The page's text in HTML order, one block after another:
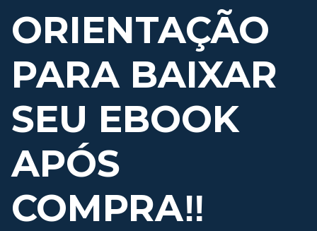
ORIENTAÇÃO
PARA BAIXAR
SEU EBOOK
APÓS
COMPRA‼️